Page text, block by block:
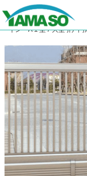
HOME外構の教科書 読ん
イン A１型 / 大型引戸